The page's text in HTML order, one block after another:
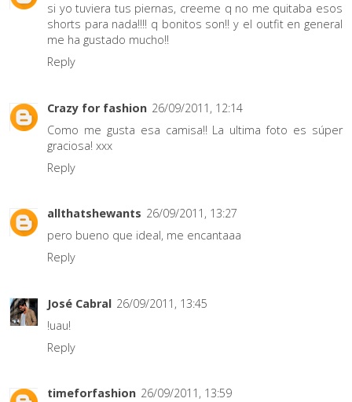
si yo tuviera tus piernas, creeme q no me quitaba esos
shorts para nada!!!! q bonitos son!! y el outfit en general
me ha gustado mucho!!
Reply
Crazy for fashion 26/09/2011, 12:14
Como me gusta esa camisa!! La ultima foto es súper
graciosa! xxx
Reply
allthatshewants 26/09/2011, 13:27
pero bueno que ideal, me encantaaa
Reply
José Cabral 26/09/2011, 13:45
!uau!
Reply
timeforfashion 26/09/2011, 13:59